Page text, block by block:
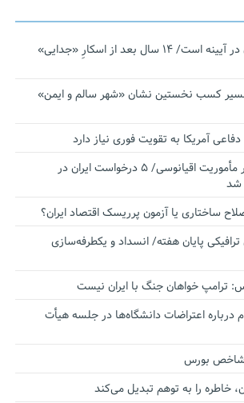
نجات‌دهنده‌ همچنان در آیینه است/ ۱۴ سال بعد از اسکارِ «جدایی»
کسب نخستین نشان «شهر سالم و ایمن»
آمریکا به تقویت فوری نیاز دارد
اقتدار ناوگروه ۱۰۳ در مأموریت‌ اقیانوسی/ ۵ درخواست ایران در
شد
ساختاری یا آزمون پرریسک اقتصاد ایران؟
پایان هفته/ انسداد و یکطرفه‌سازی
ترامپ خواهان جنگ با ایران نیست
درباره اعتراضات دانشگاه‌ها در جلسه هیأت
خاطره را به توهم تبدیل می‌کند